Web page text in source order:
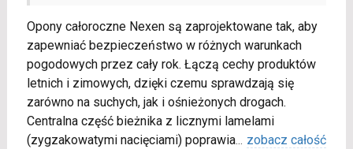
Opony całoroczne Nexen są zaprojektowane tak, aby
zapewniać bezpieczeństwo w różnych warunkach
pogodowych przez cały rok. Łączą cechy produktów
letnich i zimowych, dzięki czemu sprawdzają się
zarówno na suchych, jak i ośnieżonych drogach.
Centralna część bieżnika z licznymi lamelami
(zygzakowatymi nacięciami) poprawia... zobacz całość